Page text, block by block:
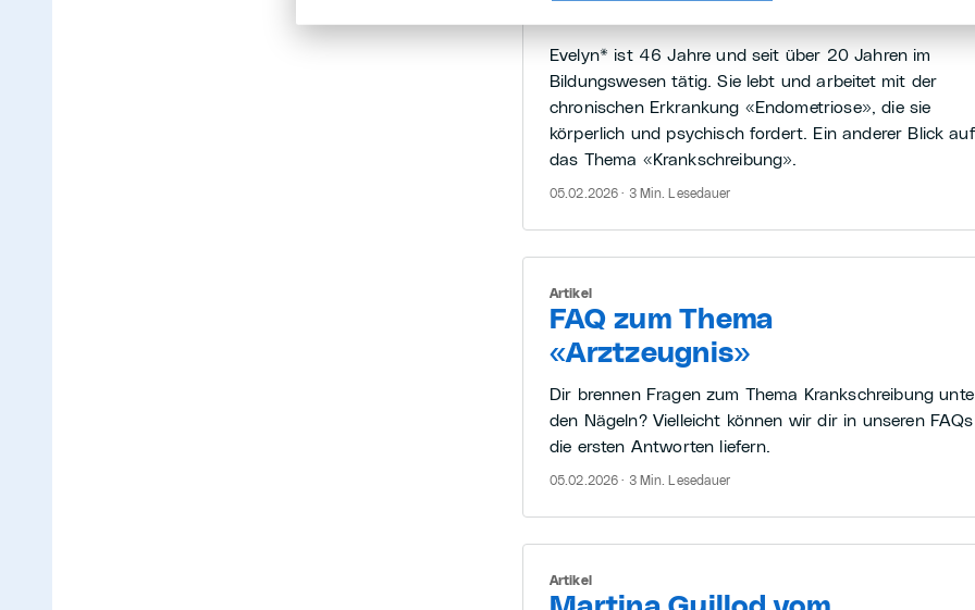
Evelyn* ist 46 Jahre und seit über 20 Jahren im
Bildungswesen tätig. Sie lebt und arbeitet mit der
chronischen Erkrankung «Endometriose», die sie
körperlich und psychisch fordert. Ein anderer Blick auf
das Thema «Krankschreibung».
05.02.2026 · 3 Min. Lesedauer
FAQ zum Thema
«Arztzeugnis»
Artikel
Dir brennen Fragen zum Thema Krankschreibung
den Nägeln? Vielleicht können wir dir in unseren FAQs
die ersten Antworten liefern.
05.02.2026 · 3 Min. Lesedauer
Artikel